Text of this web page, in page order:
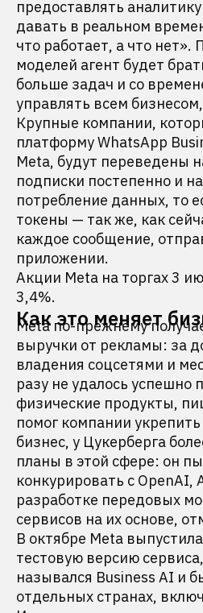
предоставлять
давать в реальном
что работает, а что нет».
моделей агент будет
больше задач и со
управлять всем
Крупные компании,
платформу WhatsApp
Meta, будут переведены
подписки постепенно и
потребление данных, то
токены — так же, как
каждое сообщение,
приложении.
Акции Meta на торгах 3
3,4%.
Как это меняет
Meta по-прежнему
выручки от рекламы: за
владения соцсетями и
разу не удалось
физические продукты,
помог компании
бизнес, у Цукерберга
планы в этой сфере: он
конкурировать с OpenAI,
разработке передовых
сервисов на их основе,
В октябре Meta
тестовую версию
назывался Business AI и
отдельных странах,